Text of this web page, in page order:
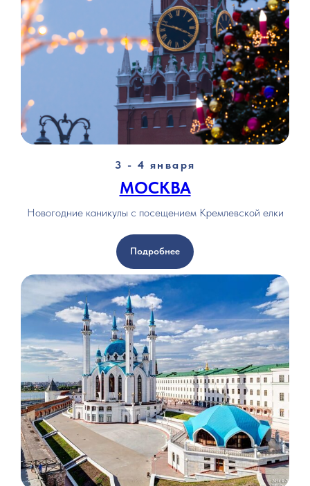
3 - 4 января
МОСКВА
Новогодние каникулы с посещением Кремлевской елки
Подробнее